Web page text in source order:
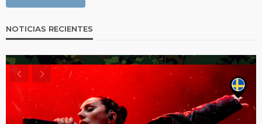
NOTICIAS RECIENTES